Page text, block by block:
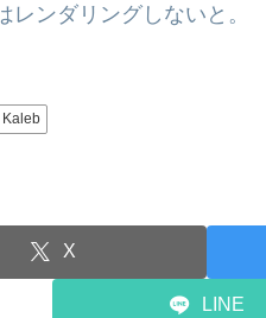
レンダリングしないと。
Kaleb
X
LINE